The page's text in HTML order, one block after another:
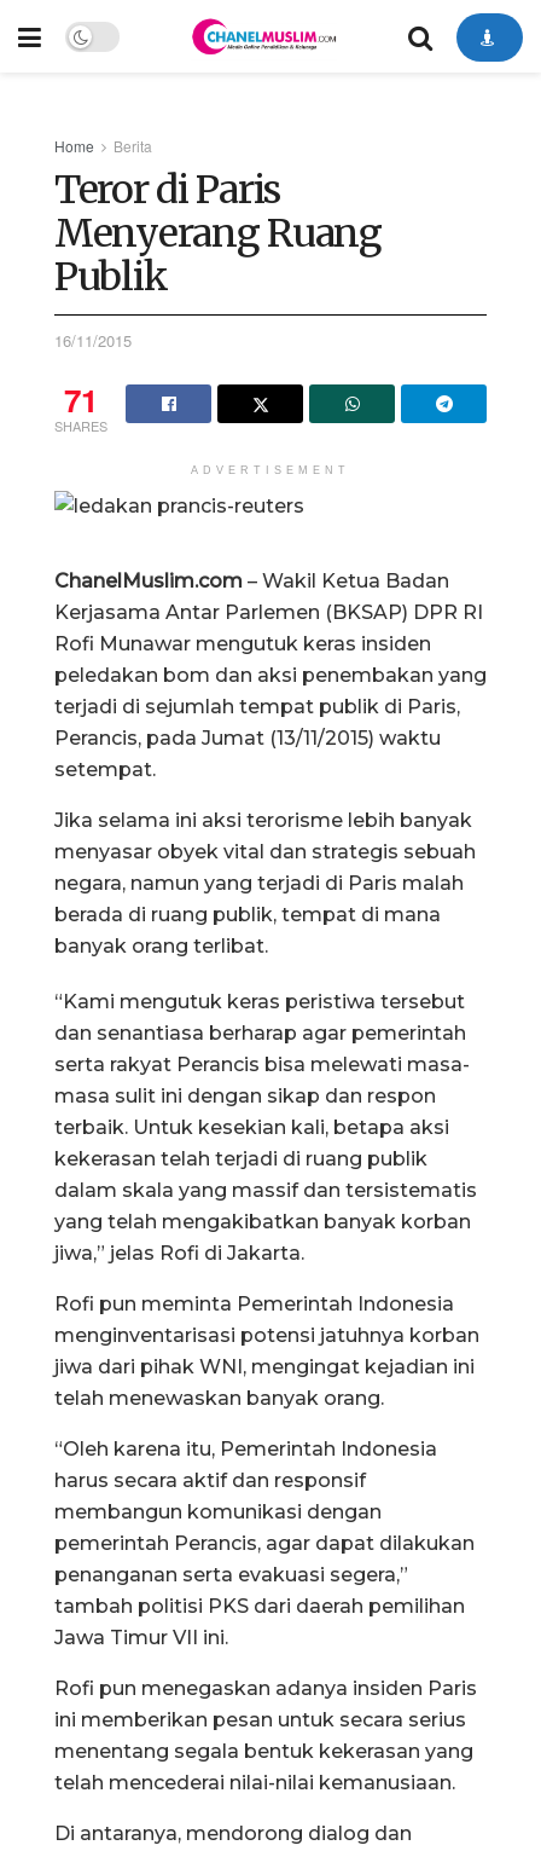
Home Berita
Teror di Paris
Menyerang Ruang
Publik
16/11/2015
71
SHARES
ADVERTISEMENT
ChanelMuslim.com – Wakil Ketua Badan
Kerjasama Antar Parlemen (BKSAP) DPR RI
Rofi Munawar mengutuk keras insiden
peledakan bom dan aksi penembakan yang
terjadi di sejumlah tempat publik di Paris,
Perancis, pada Jumat (13/11/2015) waktu
setempat.
Jika selama ini aksi terorisme lebih banyak
menyasar obyek vital dan strategis sebuah
negara, namun yang terjadi di Paris malah
berada di ruang publik, tempat di mana
banyak orang terlibat.
“Kami mengutuk keras peristiwa tersebut
dan senantiasa berharap agar pemerintah
serta rakyat Perancis bisa melewati masa-
masa sulit ini dengan sikap dan respon
terbaik. Untuk kesekian kali, betapa aksi
kekerasan telah terjadi di ruang publik
dalam skala yang massif dan tersistematis
yang telah mengakibatkan banyak korban
jiwa,” jelas Rofi di Jakarta.
Rofi pun meminta Pemerintah Indonesia
menginventarisasi potensi jatuhnya korban
jiwa dari pihak WNI, mengingat kejadian ini
telah menewaskan banyak orang.
“Oleh karena itu, Pemerintah Indonesia
harus secara aktif dan responsif
membangun komunikasi dengan
pemerintah Perancis, agar dapat dilakukan
penanganan serta evakuasi segera,”
tambah politisi PKS dari daerah pemilihan
Jawa Timur VII ini.
Rofi pun menegaskan adanya insiden Paris
ini memberikan pesan untuk secara serius
menentang segala bentuk kekerasan yang
telah mencederai nilai-nilai kemanusiaan.
Di antaranya, mendorong dialog dan